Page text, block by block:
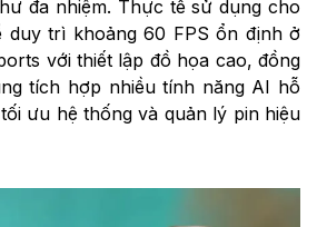
đa nhiệm. Thực tế sử dụng cho
duy trì khoảng 60 FPS ổn định ở
với thiết lập đồ họa cao, đồng
tích hợp nhiều tính năng AI hỗ
ưu hệ thống và quản lý pin hiệu